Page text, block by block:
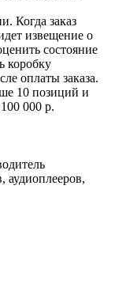
Когда заказ
извещение о
состояние
коробку
оплаты заказа.
10 позиций и
000 р.